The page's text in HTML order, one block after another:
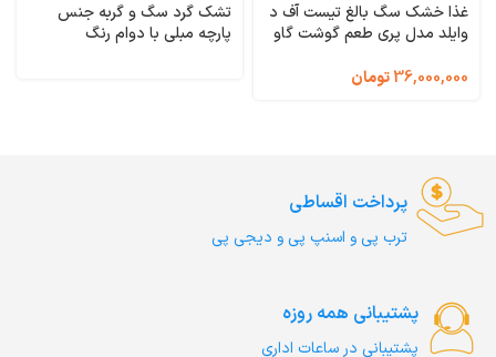
غذا خشک سگ بالغ تیست آف د
وایلد مدل پری طعم گوشت گاو
the Wild PREY Limited
36,000,000تومان
تشک گرد سگ و گربه جنس
پارچه مبلی با دوام رنگ
پرداخت اقساطی
ترب‌ پی و اسنپ پی و دیجی پی
پشتیبانی همه روزه
پشتیبانی در ساعات اداری